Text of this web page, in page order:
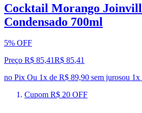
Cocktail Morango
Condensado 700ml
5% OFF
Preço R$ 85,41R$ 85,41
no Pix Ou 1x de R$ 89,90 sem jurosou 1x
Cupom R$ 20 OFF